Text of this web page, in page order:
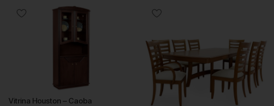
Vitrina Houston – Caoba